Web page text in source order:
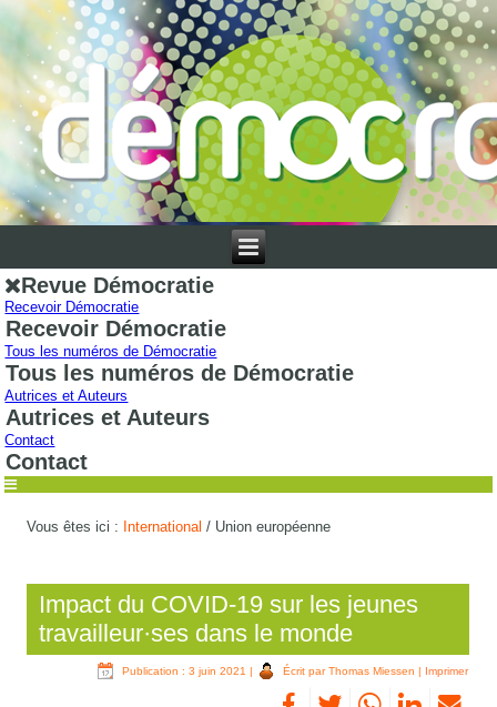
Revue Démocratie
Recevoir Démocratie
Recevoir Démocratie
Tous les numéros de Démocratie
Tous les numéros de Démocratie
Autrices et Auteurs
Autrices et Auteurs
Contact
Contact
Vous êtes ici : International / Union européenne
Impact du COVID-19 sur les jeunes
travailleur·ses dans le monde
Publication : 3 juin 2021 | Écrit par Thomas Miessen | Imprimer